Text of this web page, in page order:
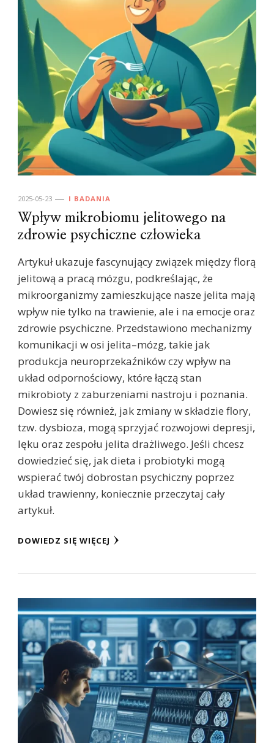
2025-05-23 I BADANIA
Wpływ mikrobiomu jelitowego na
zdrowie psychiczne człowieka
Artykuł ukazuje fascynujący związek między florą
jelitową a pracą mózgu, podkreślając, że
mikroorganizmy zamieszkujące nasze jelita mają
wpływ nie tylko na trawienie, ale i na emocje oraz
zdrowie psychiczne. Przedstawiono mechanizmy
komunikacji w osi jelita–mózg, takie jak
produkcja neuroprzekaźników czy wpływ na
układ odpornościowy, które łączą stan
mikrobioty z zaburzeniami nastroju i poznania.
Dowiesz się również, jak zmiany w składzie flory,
tzw. dysbioza, mogą sprzyjać rozwojowi depresji,
lęku oraz zespołu jelita drażliwego. Jeśli chcesz
dowiedzieć się, jak dieta i probiotyki mogą
wspierać twój dobrostan psychiczny poprzez
układ trawienny, koniecznie przeczytaj cały
artykuł.
DOWIEDZ SIĘ WIĘCEJ